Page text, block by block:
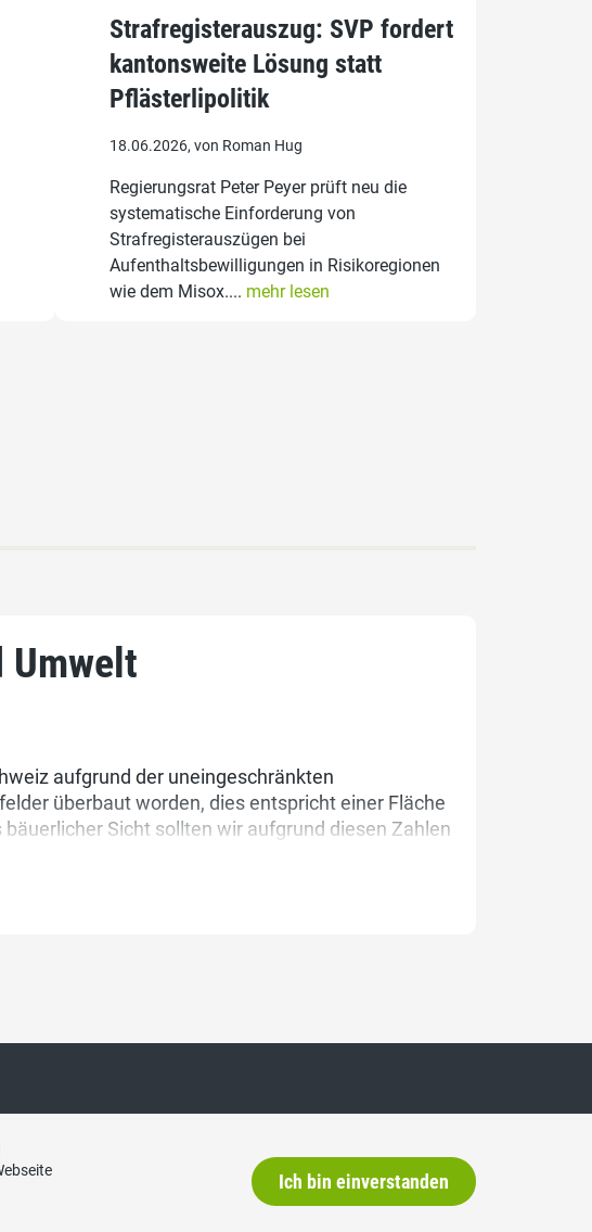
Strafregisterauszug: SVP fordert
kantonsweite Lösung statt
Pflästerlipolitik
18.06.2026, von Roman Hug
Regierungsrat Peter Peyer prüft neu die
systematische Einforderung von
Strafregisterauszügen bei
Aufenthaltsbewilligungen in Risikoregionen
wie dem Misox.... mehr lesen
Umwelt
aufgrund der uneingeschränkten
überbaut worden, dies entspricht einer Fläche
Sicht sollten wir aufgrund diesen Zahlen
Ich bin einverstanden